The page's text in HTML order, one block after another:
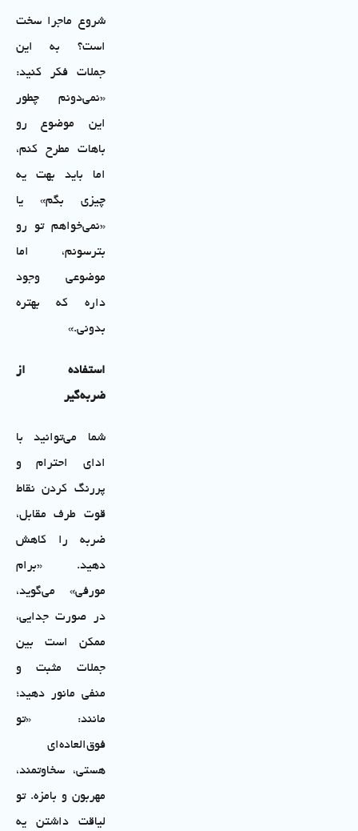
شروع ماجرا سخت
است؟ به این
جملات فکر کنید:
«نمی‌دونم چطور
این موضوع رو
باهات مطرح کنم،
اما باید بهت یه
چیزی بگم» یا
«نمی‌خواهم تو رو
بترسونم، اما
موضوعی وجود
داره که بهتره
بدونی.»
استفاده از
ضربه‌گیر
شما می‌توانید با
ادای احترام و
پررنگ کردن نقاط
قوت طرف مقابل،
ضربه را کاهش
دهید. «برام
مورفی» می‌گوید،
در صورت جدایی،
ممکن است بین
جملات مثبت و
منفی مانور دهید؛
مانند: «تو
فوق‌العاده‌ای
هستی، سخاوتمند،
مهربون و بامزه. تو
لیاقت داشتن یه